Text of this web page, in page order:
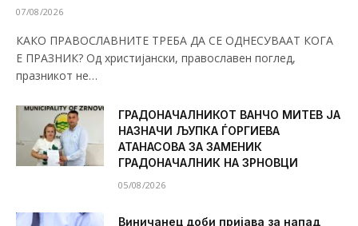
07/08/2026
КАКО ПРАВОСЛАВНИТЕ ТРЕБА ДА СЕ ОДНЕСУВААТ КОГА
Е ПРАЗНИК? Од христијански, православен поглед,
празникот не…
ГРАДОНАЧАЛНИКОТ ВАНЧО МИТЕВ ЈА
НАЗНАЧИ ЉУПКА ЃОРГИЕВА
АТАНАСОВА ЗА ЗАМЕНИК
ГРАДОНАЧАЛНИК НА ЗРНОВЦИ
05/08/2026
Виничанец доби пријава за напад